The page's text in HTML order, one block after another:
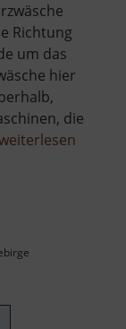
Richtung
um das
hier
die